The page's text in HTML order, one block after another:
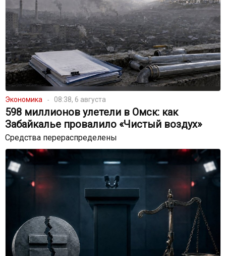
Экономика 08:38, 6 августа
598 миллионов улетели в Омск: как
Забайкалье провалило «Чистый воздух»
Средства перераспределены